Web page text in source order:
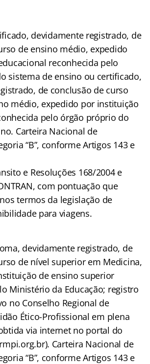
devidamente registrado, de
de ensino médio, expedido
reconhecida pelo
sistema de ensino ou certificado,
de conclusão de curso
médio, expedido por instituição
pelo órgão próprio do
Carteira Nacional de
“B”, conforme Artigos 143 e
e Resoluções 168/2004 e
com pontuação que
termos da legislação de
para viagens.
devidamente registrado, de
de nível superior em Medicina,
de ensino superior
Ministério da Educação; registro
no Conselho Regional de
Ético-Profissional em plena
via internet no portal do
Carteira Nacional de
“B”, conforme Artigos 143 e